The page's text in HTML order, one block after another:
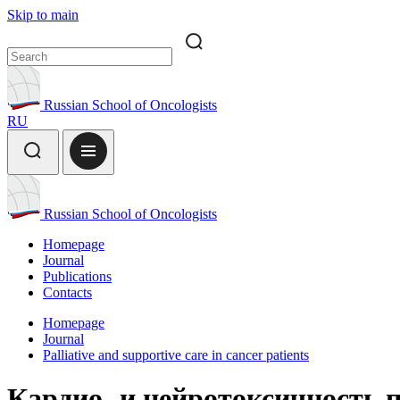
Skip to main
Russian School of Oncologists
RU
Russian School of Oncologists
Homepage
Journal
Publications
Contacts
Homepage
Journal
Palliative and supportive care in cancer patients